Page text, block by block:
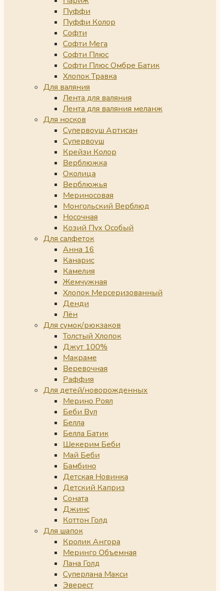
Пуффи
Пуффи Колор
Софти
Софти Мега
Софти Плюс
Софти Плюс Омбре Батик
Хлопок Травка
Для валяния
Лента для валяния
Лента для валяния меланж
Для носков
Супервоуш Артисан
Супервоуш
Крейзи Колор
Верблюжка
Околица
Верблюжья
Мериносовая
Монгольский Верблюд
Носочная
Козий Пух Особый
Для салфеток
Анна 16
Канарис
Камелия
Жемчужная
Хлопок Мерсеризованный
Денди
Лён
Для сумок/рюкзаков
Толстый Хлопок
Джут 100%
Макраме
Веревочная
Раффия
Для детей/новорожденных
Мерино Роял
Беби Вул
Белла
Белла Батик
Шекерим Беби
Май Беби
Бамбино
Детская Новинка
Детский Каприз
Соната
Джинс
Коттон Голд
Для шапок
Кролик Ангора
Меринго Объемная
Лана Голд
Суперлана Макси
Эверест